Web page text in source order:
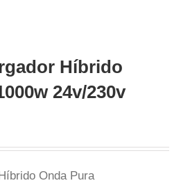
Híbrido
24v/230v
Onda Pura